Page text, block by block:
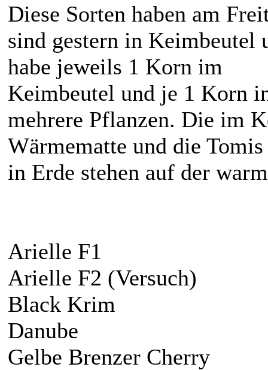
Diese Sorten haben am
sind gestern in Keimbeutel
habe jeweils 1 Korn im
Keimbeutel und je 1 Korn
mehrere Pflanzen. Die im
Wärmematte und die Tomis
in Erde stehen auf der
Arielle F1
Arielle F2 (Versuch)
Black Krim
Danube
Gelbe Brenzer Cherry